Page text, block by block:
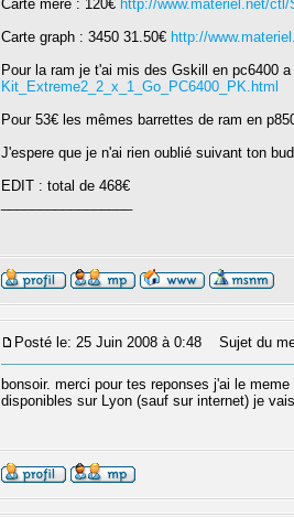
Carte mere : 120€ http://www.materiel.net/
Carte graph : 3450 31.50€ http://
Pour la ram je t'ai mis des Gskill en pc6400
Kit_Extreme2_2_x_1_Go_PC6400_PK.html
Pour 53€ les mêmes barrettes de ram en
J'espere que je n'ai rien oublié suivant ton
EDIT : total de 468€
Posté le: 25 Juin 2008 à 0:48 Sujet du
bonsoir. merci pour tes reponses j'ai le
disponibles sur Lyon (sauf sur internet) je